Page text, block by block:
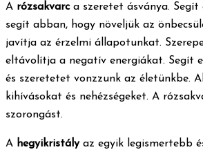
A rózsakvarca szeretet ásványa. Segít
segít abban, hogy növeljük az
javítja az érzelmi állapotunkat.
eltávolítja a negatív energiákat. Segít
és szeretetet vonzzunk az életünkbe.
kihívásokat és nehézségeket. A
szorongást.
A hegyikristályaz egyik legismertebb